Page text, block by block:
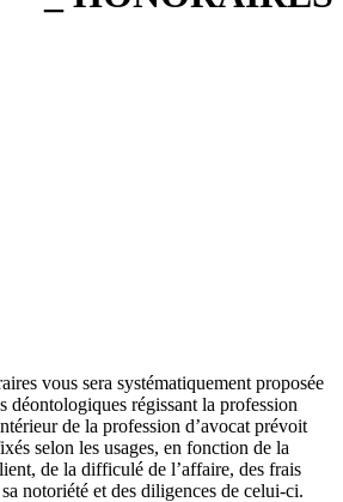
vous sera systématiquement proposée
déontologiques régissant la profession
de la profession d’avocat prévoit
selon les usages, en fonction de la
de la difficulé de l’affaire, des frais
notoriété et des diligences de celui-ci.